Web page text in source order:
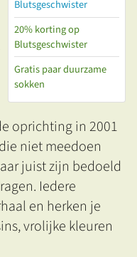
Blutsgeschwister
20% korting op
Blutsgeschwister
Gratis paar duurzame
sokken
oprichting in 2001
niet meedoen
juist zijn bedoeld
Iedere
en herken je
vrolijke kleuren